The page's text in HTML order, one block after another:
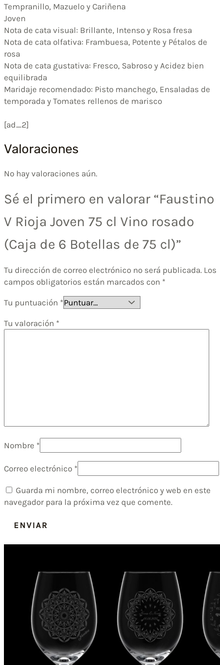
Tempranillo, Mazuelo y Cariñena
Joven
Nota de cata visual: Brillante, Intenso y Rosa fresa
Nota de cata olfativa: Frambuesa, Potente y Pétalos de
rosa
Nota de cata gustativa: Fresco, Sabroso y Acidez bien
equilibrada
Maridaje recomendado: Pisto manchego, Ensaladas de
temporada y Tomates rellenos de marisco
[ad_2]
Valoraciones
No hay valoraciones aún.
Sé el primero en valorar “Faustino
V Rioja Joven 75 cl Vino rosado
(Caja de 6 Botellas de 75 cl)”
Tu dirección de correo electrónico no será publicada. Los
campos obligatorios están marcados con *
Tu puntuación *
Tu valoración *
Nombre *
Correo electrónico *
Guarda mi nombre, correo electrónico y web en este
navegador para la próxima vez que comente.